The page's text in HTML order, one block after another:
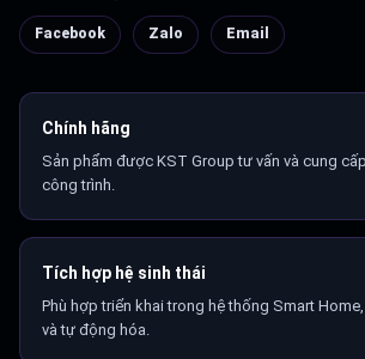
Facebook Zalo Email
Chính hãng
Sản phẩm được KST Group tư vấn và cung
công trình.
Tích hợp hệ sinh thái
Phù hợp triển khai trong hệ thống Smart
và tự động hóa.